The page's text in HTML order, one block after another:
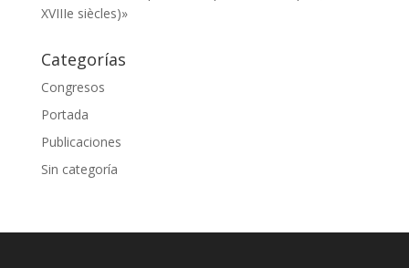
XVIIIe siècles)»
Categorías
Congresos
Portada
Publicaciones
Sin categoría